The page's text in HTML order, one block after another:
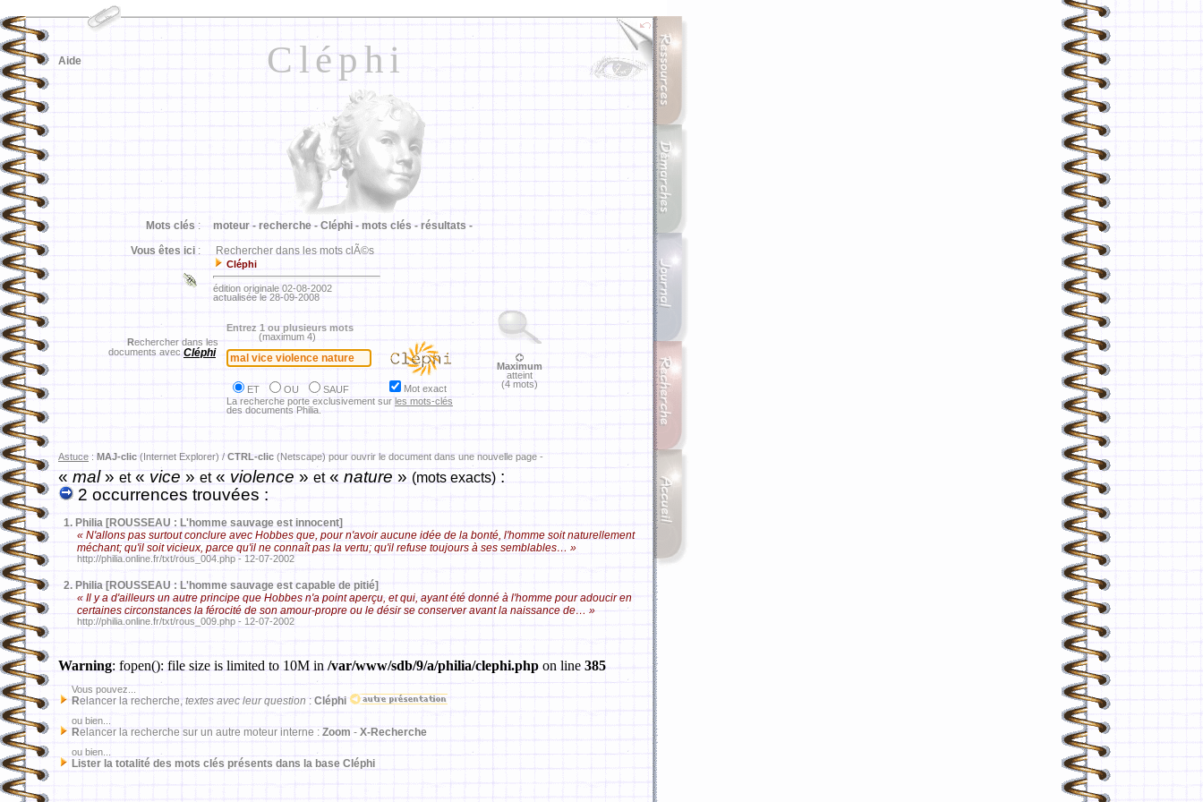
Cléphi
Aide
Mots clés : moteur - recherche - Cléphi - mots clés - résultats -
Vous êtes ici : Rechercher dans les mots clÃ©s
Cléphi
édition originale 02-08-2002
actualisée le 28-09-2008
Rechercher dans les
documents avec Cléphi
Entrez 1 ou plusieurs mots
(maximum 4)
ET OU SAUF
Mot exact
La recherche porte exclusivement sur les mots-clés
des documents Philia.
Maximum
atteint
(4 mots)
Astuce : MAJ-clic (Internet Explorer) / CTRL-clic (Netscape) pour ouvrir le document dans une nouvelle page -
«mal» et«vice » et« violence » et« nature » (mots exacts) :
2 occurrences trouvées :
1. Philia [ROUSSEAU : L'homme sauvage est innocent]
« N'allons pas surtout conclure avec Hobbes que, pour n'avoir aucune idée de la bonté, l'homme soit naturellement
méchant; qu'il soit vicieux, parce qu'il ne connaît pas la vertu; qu'il refuse toujours à ses semblables… »
http://philia.online.fr/txt/rous_004.php - 12-07-2002
2. Philia [ROUSSEAU : L'homme sauvage est capable de pitié]
« Il y a d'ailleurs un autre principe que Hobbes n'a point aperçu, et qui, ayant été donné à l'homme pour adoucir en
certaines circonstances la férocité de son amour-propre ou le désir se conserver avant la naissance de… »
http://philia.online.fr/txt/rous_009.php - 12-07-2002
Warning: fopen(): file size is limited to 10M in /var/www/sdb/9/a/philia/clephi.php on line 385
Vous pouvez...
Relancer la recherche, textes avec leur question : Cléphi
ou bien...
Relancer la recherche sur un autre moteur interne : Zoom - X-Recherche
ou bien...
Lister la totalité des mots clés présents dans la base Cléphi